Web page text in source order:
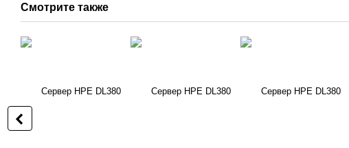
Смотрите также